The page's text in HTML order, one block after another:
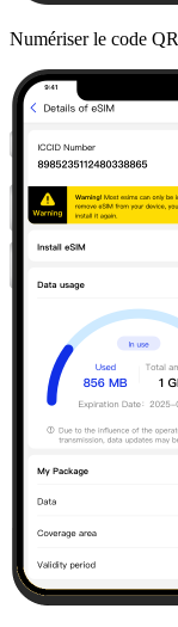
Numériser le code QR